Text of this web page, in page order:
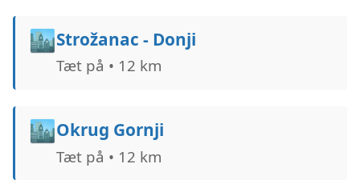
🏙️Strožanac - Donji
Tæt på • 12 km
🏙️Okrug Gornji
Tæt på • 12 km